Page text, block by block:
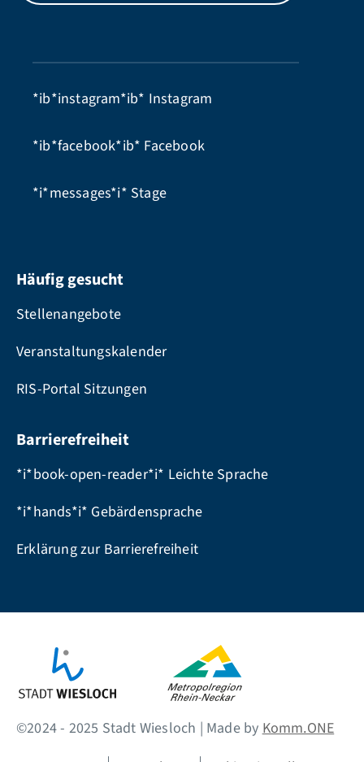
*ib*instagram*ib* Instagram
*ib*facebook*ib* Facebook
*i*messages*i* Stage
Häufig gesucht
Stellenangebote
Veranstaltungskalender
RIS-Portal Sitzungen
Barrierefreiheit
*i*book-open-reader*i* Leichte Sprache
*i*hands*i* Gebärdensprache
Erklärung zur Barrierefreiheit
©2024 - 2025 Stadt Wiesloch | Made by Komm.ONE